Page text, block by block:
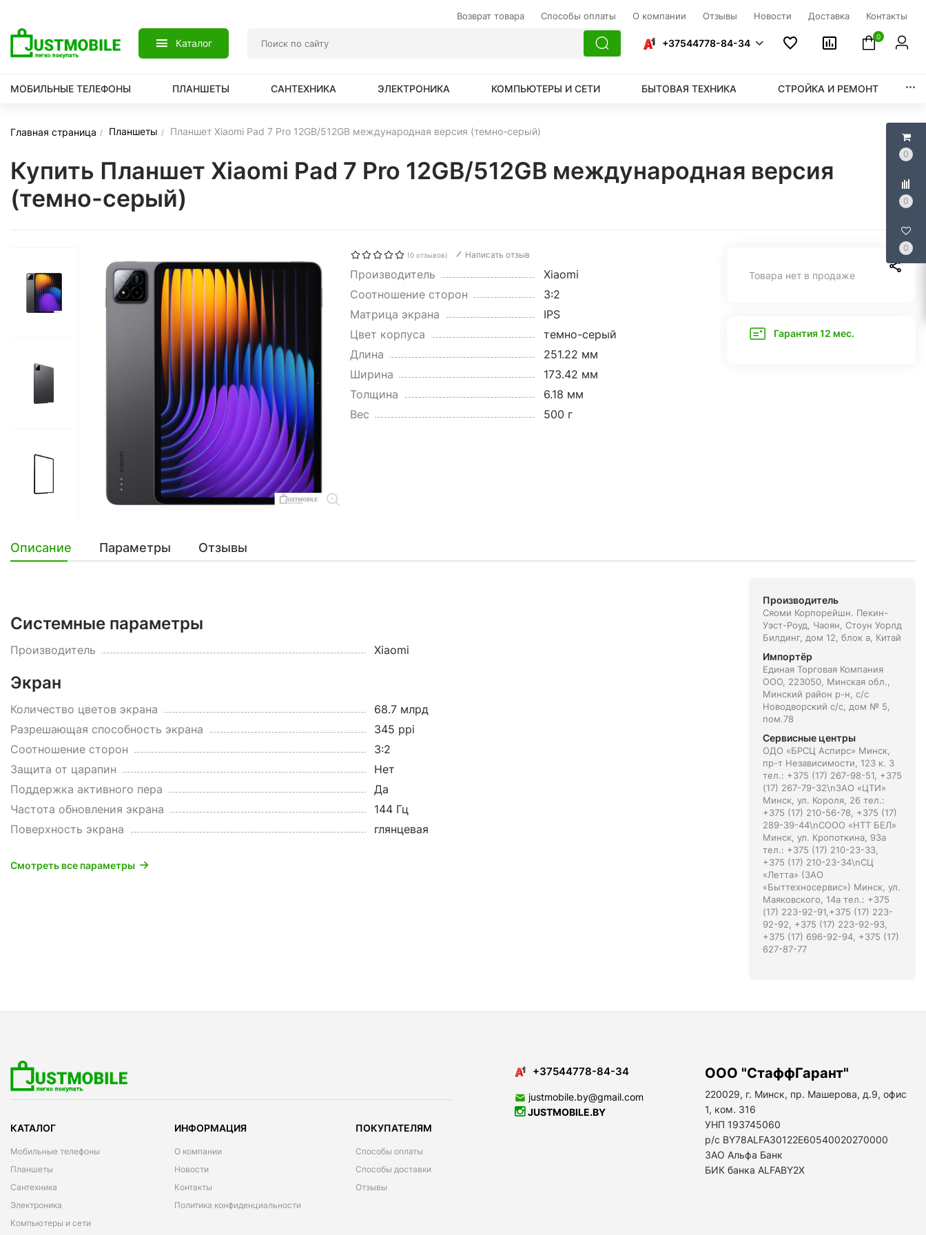
0
0
0
Возврат товара Способы оплаты О компании Отзывы Новости Доставка Контакты
Каталог +37544778-84-34
0
МОБИЛЬНЫЕ ТЕЛЕФОНЫ ПЛАНШЕТЫ САНТЕХНИКА ЭЛЕКТРОНИКА КОМПЬЮТЕРЫ И СЕТИ БЫТОВАЯ ТЕХНИКА СТРОЙКА И РЕМОНТ
Главная страница Планшеты Планшет Xiaomi Pad 7 Pro 12GB/512GB международная версия (темно-серый)
Купить Планшет Xiaomi Pad 7 Pro 12GB/512GB международная версия
(темно-серый)
(0 отзывов) Написать отзыв
Производитель
Xiaomi
Соотношение сторон
3:2
Матрица экрана
IPS
Цвет корпуса
темно-серый
Длина
251.22 мм
Ширина
173.42 мм
Толщина
6.18 мм
Вес
500 г
Товара нет в продаже
Гарантия 12 мес.
Описание Параметры Отзывы
Системные параметры
Производитель Xiaomi
Экран
Количество цветов экрана
68.7 млрд
Разрешающая способность экрана
345 ppi
Соотношение сторон
3:2
Защита от царапин
Нет
Поддержка активного пера
Да
Частота обновления экрана
144 Гц
Поверхность экрана
глянцевая
Смотреть все параметры
Производитель
Сяоми Корпорейшн. Пекин-
Уэст-Роуд, Чаоян, Стоун Уорлд
Билдинг, дом 12, блок а, Китай
Импортёр
Единая Торговая Компания
ООО, 223050, Минская обл.,
Минский район р-н, с/с
Новодворский с/с, дом № 5,
пом.78
Сервисные центры
ОДО «БРСЦ Аспирс» Минск,
пр-т Независимости, 123 к. 3
тел.: +375 (17) 267-98-51, +375
(17) 267-79-32\nЗАО «ЦТИ»
Минск, ул. Короля, 26 тел.:
+375 (17) 210-56-78, +375 (17)
289-39-44\nСООО «НТТ БЕЛ»
Минск, ул. Кропоткина, 93а
тел.: +375 (17) 210-23-33,
+375 (17) 210-23-34\nСЦ
«Летта» (ЗАО
«Быттехносервис») Минск, ул.
Маяковского, 14а тел.: +375
(17) 223-92-91,+375 (17) 223-
92-92, +375 (17) 223-92-93,
+375 (17) 696-92-94, +375 (17)
627-87-77
КАТАЛОГ
Мобильные телефоны
Планшеты
Сантехника
Электроника
Компьютеры и сети
ИНФОРМАЦИЯ
О компании
Новости
Контакты
Политика конфиденциальности
ПОКУПАТЕЛЯМ
Способы оплаты
Способы доставки
Отзывы
+37544778-84-34
justmobile.by@gmail.com
JUSTMOBILE.BY
ООО "СтаффГарант"
220029, г. Минск, пр. Машерова, д.9, офис
1, ком. 316
УНП 193745060
р/с BY78ALFA30122E60540020270000
ЗАО Альфа Банк
БИК банка ALFABY2X